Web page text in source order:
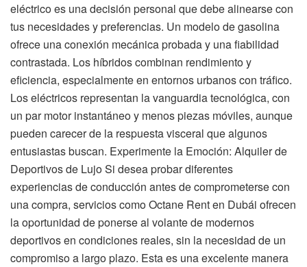
eléctrico es una decisión personal que debe alinearse con
tus necesidades y preferencias. Un modelo de gasolina
ofrece una conexión mecánica probada y una fiabilidad
contrastada. Los híbridos combinan rendimiento y
eficiencia, especialmente en entornos urbanos con tráfico.
Los eléctricos representan la vanguardia tecnológica, con
un par motor instantáneo y menos piezas móviles, aunque
pueden carecer de la respuesta visceral que algunos
entusiastas buscan. Experimente la Emoción: Alquiler de
Deportivos de Lujo Si desea probar diferentes
experiencias de conducción antes de comprometerse con
una compra, servicios como Octane Rent en Dubái ofrecen
la oportunidad de ponerse al volante de modernos
deportivos en condiciones reales, sin la necesidad de un
compromiso a largo plazo. Esta es una excelente manera